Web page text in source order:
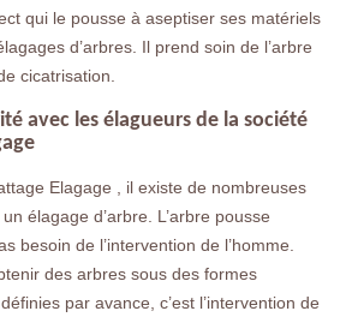
qui le pousse à aseptiser ses matériels
d’arbres. Il prend soin de l’arbre
cicatrisation.
avec les élagueurs de la société
Elagage , il existe de nombreuses
élagage d’arbre. L’arbre pousse
besoin de l’intervention de l’homme.
des arbres sous des formes
par avance, c’est l’intervention de